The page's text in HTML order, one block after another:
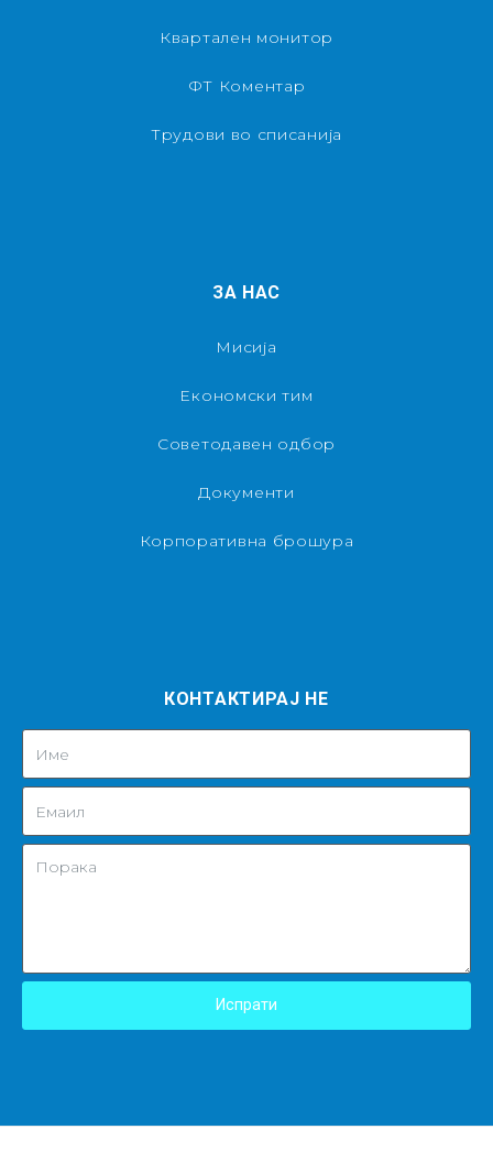
Квартален монитор
ФТ Коментар
Трудови во списанија
ЗА НАС
Мисија
Економски тим
Советодавен одбор
Документи
Корпоративна брошура
КОНТАКТИРАЈ НЕ
Испрати